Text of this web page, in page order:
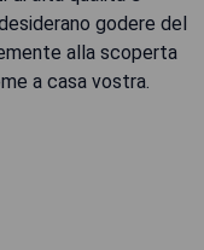
godere del
alla scoperta
a casa vostra.